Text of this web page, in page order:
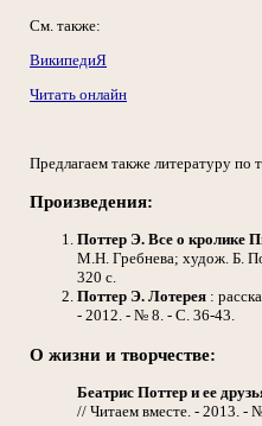
См. также:
ВикипедиЯ
Читать онлайн
Предлагаем также литературу
Произведения:
Поттер Э. Все о кролике
М.Н. Гребнева; худож. Б.
320 с.
Поттер Э. Лотерея :
- 2012. - № 8. - С. 36-43.
О жизни и творчестве:
Беатрис Поттер и ее
// Читаем вместе. - 2013. -